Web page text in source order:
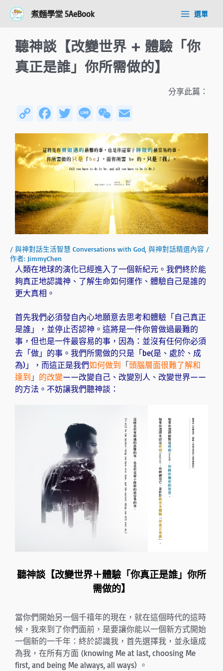
煮麵學堂 5AeBook
Main選單
聽神談【改變世界 + 體驗「你
真正是誰」你所需做的】
分享此篇：
C
o
py
Li
k
Fa
ce
b
o
ok
T
wi
tt
er
Li
n
e
W
e
C
h
at
m
ail
/ 與神對話生活智慧 Conversations with God 與神對話精選內容 /
作者: JimmyChen
人類在地球的演化已經進入了一個新紀元。我們終於能
夠真正地認識神、了解生命如何運作、體驗自己是誰的
更大真相。
首先我們必須發自內心地願意去思考和體驗「自己真正
是誰」，並停止否認神。這將是一件你曾做過最難的
事，但也是一件最容易的事，因為：並沒有任何你必須
去「做」的事。我們所需做的只是「be(是、處於、成
為)」，而這正是我們如何做到 「 頭腦層面很難了解和
達到 」 的改變——改變自己、改變別人、改變世界——
的方法。不妨讓我們聽神談：
聽神談【改變世界＋體驗「你真正是誰」你所
需做的】
當你們開始另一個千禧年的現在，就在這個時代的這時
候，我來到了你們面前，是要讓你能以一個新方式開始
一個新的一千年：終於認識我，首先選擇我，並永遠成
為我，在所有方面 (knowing Me at last, choosing Me
first, and being Me always, all ways) 。
navigation